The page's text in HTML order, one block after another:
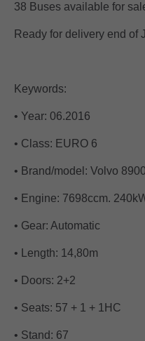
38 Buses available for
Ready for delivery end of
Keywords:
• Year: 06.2016
• Class: EURO 6
• Brand/model: Volvo
• Engine: 7698ccm.
• Gear: Automatic
• Length: 14,80m
• Doors: 2+2
• Seats: 57 + 1 + 1HC
• Stand: 67